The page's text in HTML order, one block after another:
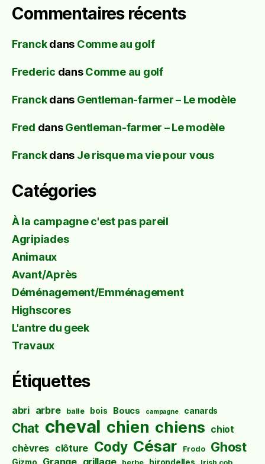
Commentaires récents
Franckdans Comme au golf
Frederic dansComme au golf
Franckdans Gentleman-farmer – Le modèle
Fred dansGentleman-farmer – Le modèle
Franckdans Je risque ma vie pour vous
Catégories
À la campagne c'est pas pareil
Agripiades
Animaux
Avant/Après
Déménagement/Emménagement
Highscores
L'antre du geek
Travaux
Étiquettes
abri arbre balle bois Boucs campagne canards
Chat cheval chien chiens chiot
chèvres clôture Cody César Frodo Ghost
Gizmo Grange grillage herbe hirondelles Irish cob